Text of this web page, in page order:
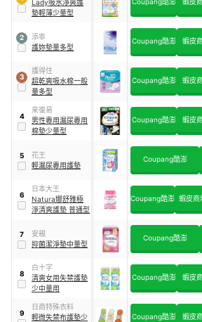
Lady吸水淨爽護
墊輕薄少量型
2
添寧
護妳墊量多型
Coupang酷澎 蝦皮
3
護得住
超乾爽吸水棉一般
量多型
Coupang酷澎 蝦皮
4
來復易
男性專用漏尿專用
棉墊少量型
Coupang酷澎 蝦皮
5
花王
輕漏尿專用護墊
Coupang酷澎
6
日本大王
Natura娜舒雅極
淨清爽護墊 普通型
Coupang酷澎 蝦皮商
7
安親
抑菌潔淨墊中量型
Coupang酷澎
8
白十字
清爽女用失禁護墊
少中量用
Coupang酷澎 蝦皮
9
日商特殊衣料
輕微失禁布護墊少
Coupang酷澎 蝦皮